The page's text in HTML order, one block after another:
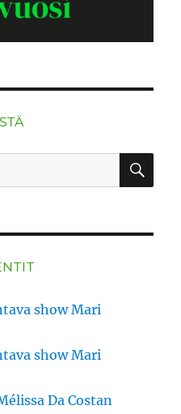
show Mari
show Mari
Da Costan